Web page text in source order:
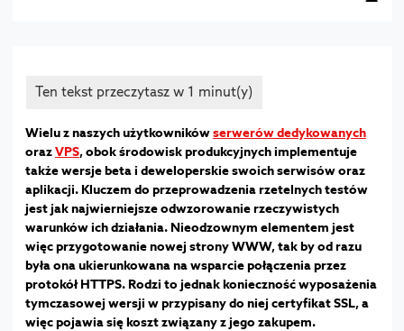
Wielu z naszych użytkownikówserwerów dedykowanych
orazVPS, obok środowisk produkcyjnych implementuje
także wersje beta i deweloperskie swoich serwisów oraz
aplikacji. Kluczem do przeprowadzenia rzetelnych testów
jest jak najwierniejsze odwzorowanie rzeczywistych
warunków ich działania. Nieodzownym elementem jest
więc przygotowanie nowej strony WWW, tak by od razu
była ona ukierunkowana na wsparcie połączenia przez
protokół HTTPS. Rodzi to jednak konieczność wyposażenia
tymczasowej wersji w przypisany do niej certyfikat SSL, a
więc pojawia się koszt związany z jego zakupem.